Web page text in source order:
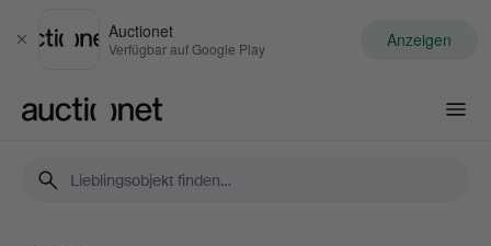
Schließen
Auctionet
Verfügbar auf Google Play Anzeigen